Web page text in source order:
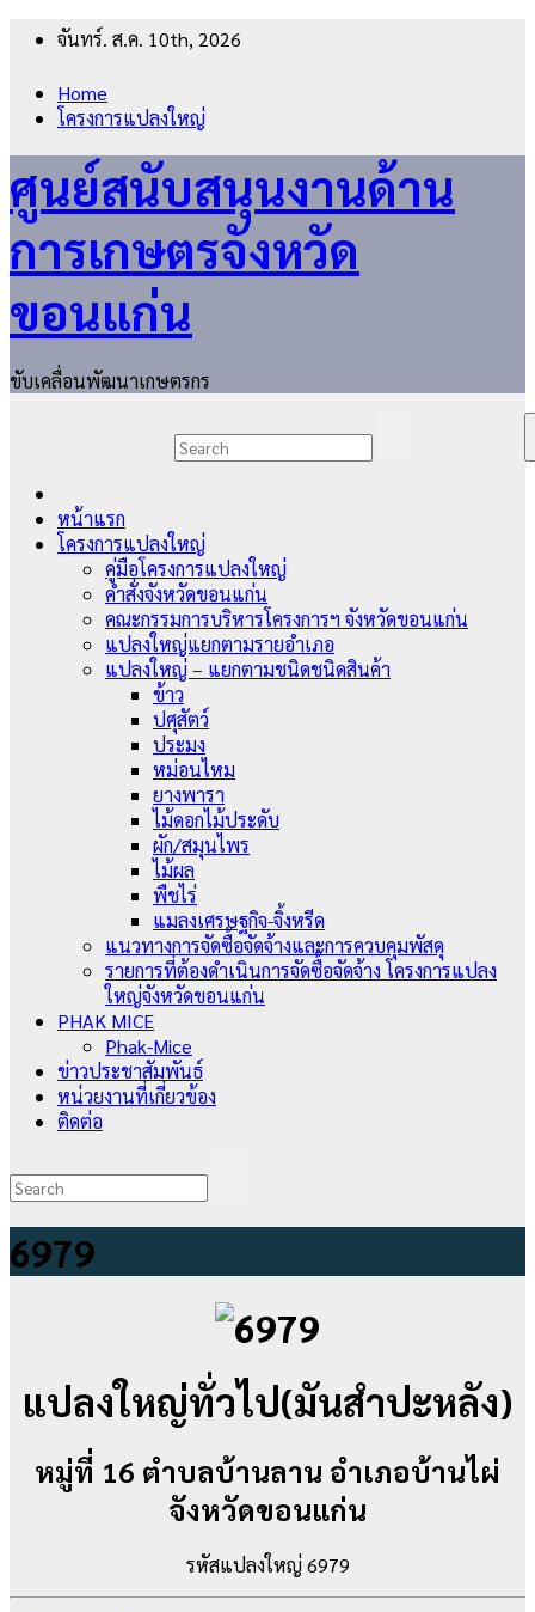
จันทร์. ส.ค. 10th, 2026
Home
โครงการแปลงใหญ่
ศูนย์สนับสนุนงานด้าน
การเกษตรจังหวัด
ขอนแก่น
ขับเคลื่อนพัฒนาเกษตรกร
หน้าแรก
โครงการแปลงใหญ่
คู่มือโครงการแปลงใหญ่
คำสั่งจังหวัดขอนแก่น
คณะกรรมการบริหารโครงการฯ จังหวัดขอนแก่น
แปลงใหญ่แยกตามรายอำเภอ
แปลงใหญ่ – แยกตามชนิดชนิดสินค้า
ข้าว
ปศุสัตว์
ประมง
หม่อนไหม
ยางพารา
ไม้ดอกไม้ประดับ
ผัก/สมุนไพร
ไม้ผล
พืชไร่
แมลงเศรษฐกิจ-จิ้งหรีด
แนวทางการจัดซื้อจัดจ้างและการควบคุมพัสดุ
รายการที่ต้องดำเนินการจัดซื้อจัดจ้าง โครงการแปลง
ใหญ่จังหวัดขอนแก่น
PHAK MICE
Phak-Mice
ข่าวประชาสัมพันธ์
หน่วยงานที่เกี่ยวข้อง
ติดต่อ
6979
แปลงใหญ่ทั่วไป(มันสำปะหลัง)
หมู่ที่ 16 ตำบลบ้านลาน อำเภอบ้านไผ่
จังหวัดขอนแก่น
รหัสแปลงใหญ่ 6979